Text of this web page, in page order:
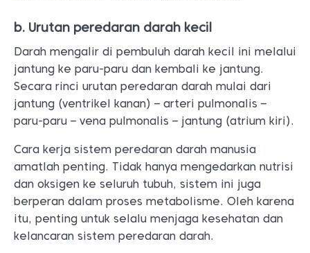
b. Urutan peredaran darah kecil
Darah mengalir di pembuluh darah kecil ini melalui
jantung ke paru-paru dan kembali ke jantung.
Secara rinci urutan peredaran darah mulai dari
jantung (ventrikel kanan) – arteri pulmonalis –
paru-paru – vena pulmonalis – jantung (atrium kiri).
Cara kerja sistem peredaran darah manusia
amatlah penting. Tidak hanya mengedarkan nutrisi
dan oksigen ke seluruh tubuh, sistem ini juga
berperan dalam proses metabolisme. Oleh karena
itu, penting untuk selalu menjaga kesehatan dan
kelancaran sistem peredaran darah.